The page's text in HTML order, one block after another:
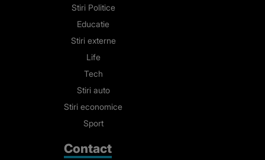
Stiri Politice
Educatie
Stiri externe
Life
Tech
Stiri auto
Stiri economice
Sport
Contact